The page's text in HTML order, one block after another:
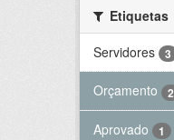
Etiquetas
Servidores
3
Orçamento 2
Aprovado 1